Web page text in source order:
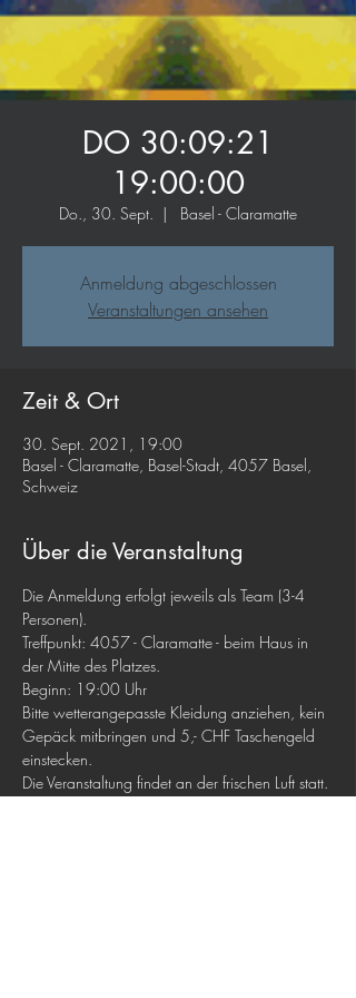
DO 30:09:21
19:00:00
Do., 30. Sept.
  |
Basel - Claramatte
Anmeldung abgeschlossen
Veranstaltungen ansehen
Zeit & Ort
30. Sept. 2021, 19:00
Basel - Claramatte, Basel-Stadt, 4057 Basel,
Schweiz
Über die Veranstaltung
Die Anmeldung erfolgt jeweils als Team (3-4
Personen).
Treffpunkt: 4057 - Claramatte - beim Haus in
der Mitte des Platzes.
Beginn: 19:00 Uhr
Bitte wetterangepasste Kleidung anziehen, kein
Gepäck mitbringen und 5,- CHF Taschengeld
einstecken.
Die Veranstaltung findet an der frischen Luft statt.